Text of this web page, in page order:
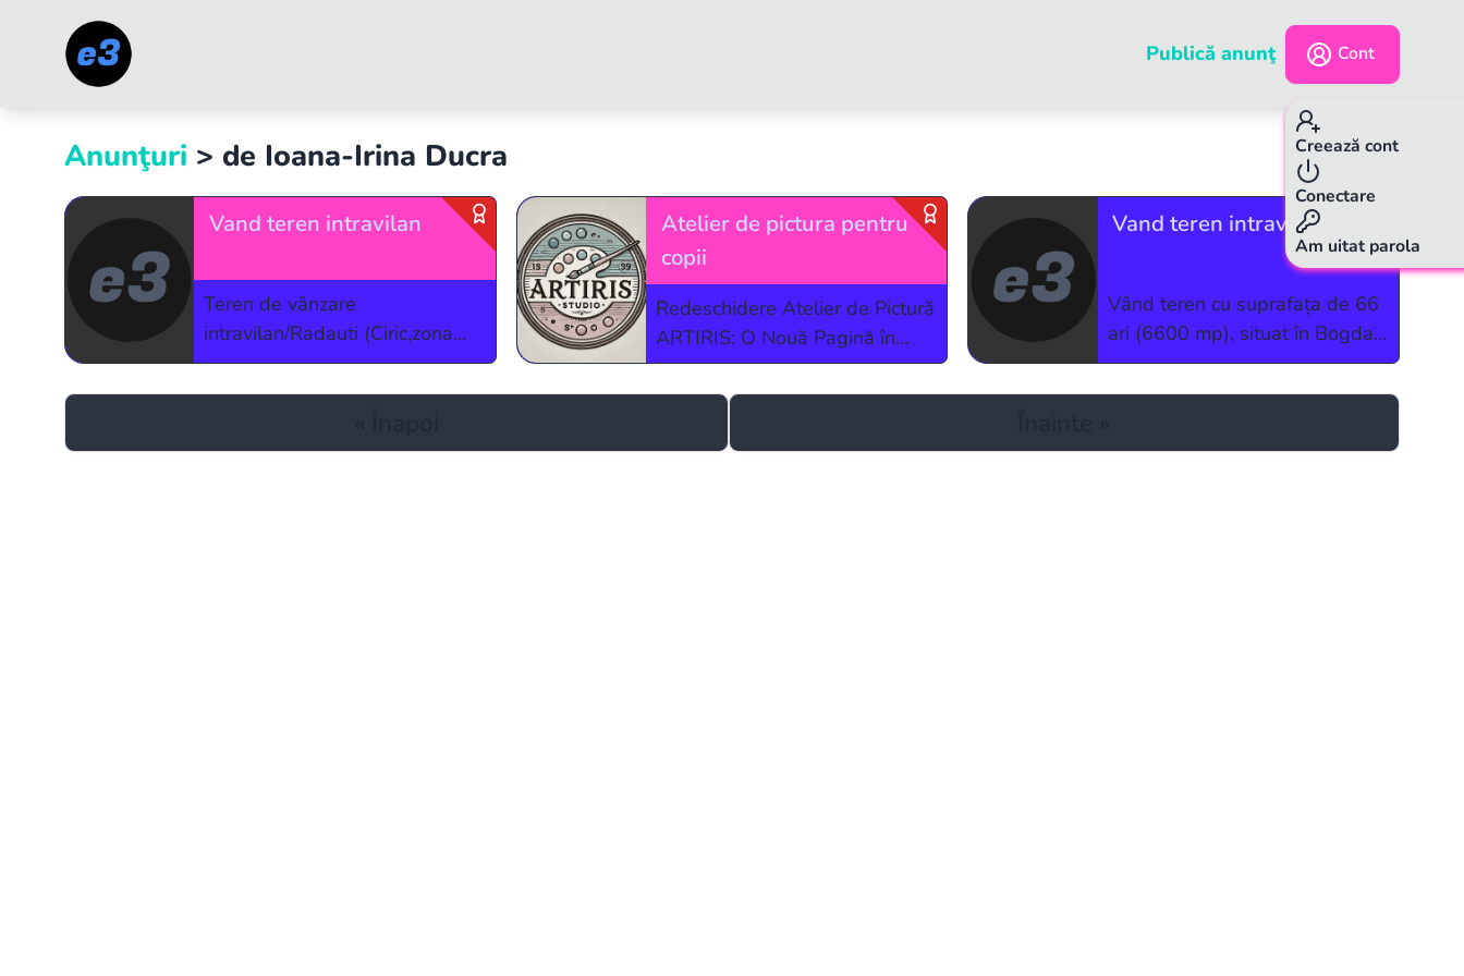
Publică anunţ Cont
Creează cont
Conectare
Am uitat parola
Anunţuri > de Ioana-Irina Ducra p.1/1
Vand teren intravilan
Teren de vânzare
intravilan/Radauti (Ciric,zona
Grânelor).Suprafața de 52 de
ari .
Atelier de pictura pentru
copii
Redeschidere Atelier de Pictură
ARTIRIS: O Nouă Pagină în
Povestea Ta Creativă! ​După un
drum început în 2014 și
în 2018, vă invităm să scriem
Vand teren intravilan
Vând teren cu suprafața de 66
ari (6600 mp), situat în Bogdan
Vodă(Rădăuți), pe partea
stângă, în hotar cu viitorul
aproximative: 150 m lungime x